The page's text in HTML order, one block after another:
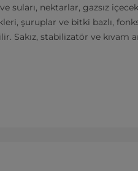
suları, nektarlar, gazsız
şuruplar ve bitki bazlı,
Sakız, stabilizatör ve kıvam